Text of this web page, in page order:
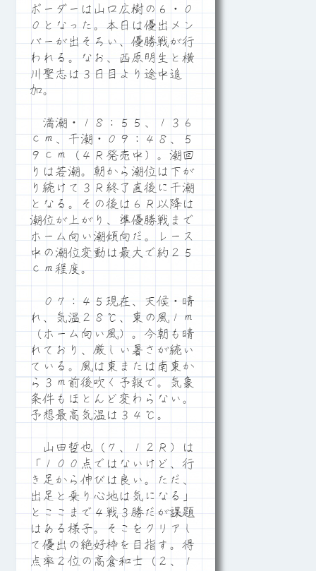
ボーダーは山口広樹の６・０
０となった。本日は優出メン
バーが出そろい、優勝戦が行
われる。なお、西原明生と横
川聖志は３日目より途中追
加。
満潮・１８：５５、１３６
ｃｍ、干潮・０９：４８、５
９ｃｍ（４Ｒ発売中）。潮回
りは若潮。朝から潮位は下が
り続けて３Ｒ終了直後に干潮
となる。その後は６Ｒ以降は
潮位が上がり、準優勝戦まで
ホーム向い潮傾向だ。レース
中の潮位変動は最大で約２５
ｃｍ程度。
０７：４５現在、天候・晴
れ、気温２８℃、東の風１ｍ
（ホーム向い風）。今朝も晴
れており、厳しい暑さが続い
ている。風は東または南東か
ら３ｍ前後吹く予報で。気象
条件もほとんど変わらない。
予想最高気温は３４℃。
山田哲也（７、１２Ｒ）は
「１００点ではないけど、行
き足から伸びは良い。ただ、
出足と乗り心地は気になる」
とここまで４戦３勝だが課題
はある様子。そこをクリアし
て優出の絶好枠を目指す。得
点率２位の高倉和士（２、１